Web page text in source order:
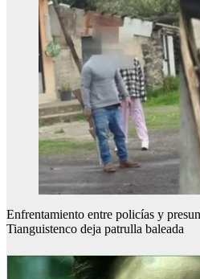
Enfrentamiento entre policías y
Tianguistenco deja patrulla baleada